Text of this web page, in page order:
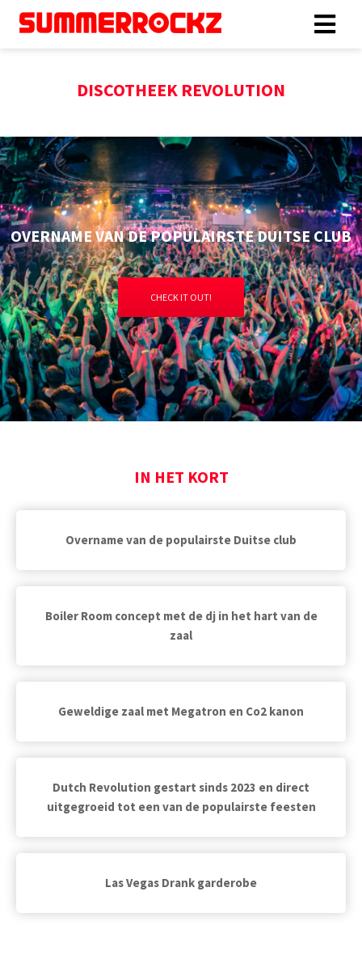
DISCOTHEEK REVOLUTION
OVERNAME VAN DE POPULAIRSTE DUITSE CLUB
CHECK IT OUT!
IN HET KORT
Overname van de populairste Duitse club
Boiler Room concept met de dj in het hart van de
zaal
Geweldige zaal met Megatron en Co2 kanon
Dutch Revolution gestart sinds 2023 en direct
uitgegroeid tot een van de populairste feesten
Las Vegas Drank garderobe